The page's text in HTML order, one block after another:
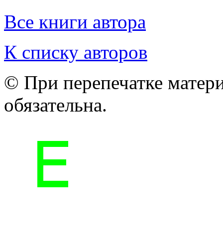
Все книги автора
К списку авторов
© При перепечатке
обязательна.